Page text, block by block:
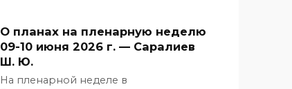
О планах на пленарную неделю
09-10 июня 2026 г. — Саралиев
Ш. Ю.
На пленарной неделе в